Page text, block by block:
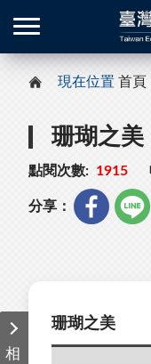
現在位置 首頁
珊瑚之美
點閱次數: 1915
分享：
相
珊瑚之美